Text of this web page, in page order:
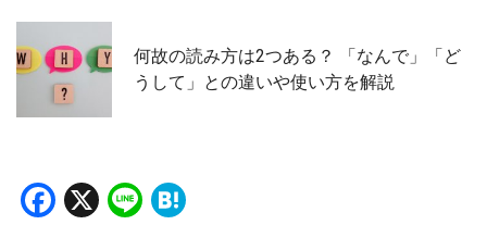
何故の読み方は2つある？ 「なんで」「ど
うして」との違いや使い方を解説
Facebook
X Line